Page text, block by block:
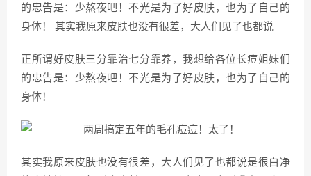
的忠告是：少熬夜吧！不光是为了好皮肤，也为了自己的
身体！ 其实我原来皮肤也没有很差，大人们见了也都说
正所谓好皮肤三分靠治七分靠养，我想给各位长痘姐妹们
的忠告是：少熬夜吧！不光是为了好皮肤，也为了自己的
身体！
其实我原来皮肤也没有很差，大人们见了也都说是很白净